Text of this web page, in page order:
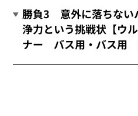
勝負3 意外に落ちない
浄力という挑戦状【ウ
ナー バス用・バス用